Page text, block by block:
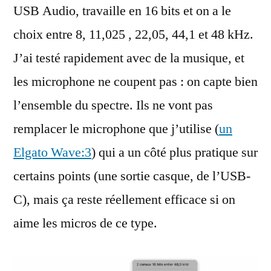
USB Audio, travaille en 16 bits et on a le
choix entre 8, 11,025 , 22,05, 44,1 et 48 kHz.
J’ai testé rapidement avec de la musique, et
les microphone ne coupent pas : on capte bien
l’ensemble du spectre. Ils ne vont pas
remplacer le microphone que j’utilise (un
Elgato Wave:3) qui a un côté plus pratique sur
certains points (une sortie casque, de l’USB-
C), mais ça reste réellement efficace si on
aime les micros de ce type.